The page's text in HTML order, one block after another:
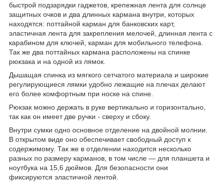
быстрой подзарядки гаджетов, крепежная лента для солнце
защитных очков и два длинных кармана внутри, которых
находятся: поттайной карман для банковских карт,
эластичная лента для закрепления мелочей, длинная лента с
карабином для ключей, карман для мобильного телефона.
Так же два поттайных кармана расположены на спинке
рюкзака и на одной из лямок.
Дышащая спинка из мягкого сетчатого материала и широкие
регулирующиеся лямки удобно лежащие на плечах делают
его более комфортным при носке на спине.
Рюкзак можно держать в руке вертикально и горизонтально,
так как он имеет две ручки - сверху и сбоку.
Внутри сумки одно основное отделение на двойной молнии.
В открытом виде оно обеспечивает свободный доступ к
содержимому. Так же в отделении находится несколько
разных по размеру карманов, в том числе — для планшета и
ноутбука на 15,6 дюймов. Для безопасности они
фиксируются эластичной лентой.